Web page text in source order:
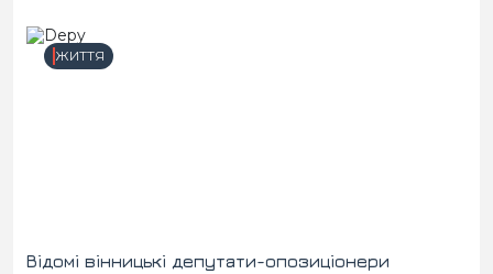
ЖИТТЯ
Відомі вінницькі депутати-опозиціонери